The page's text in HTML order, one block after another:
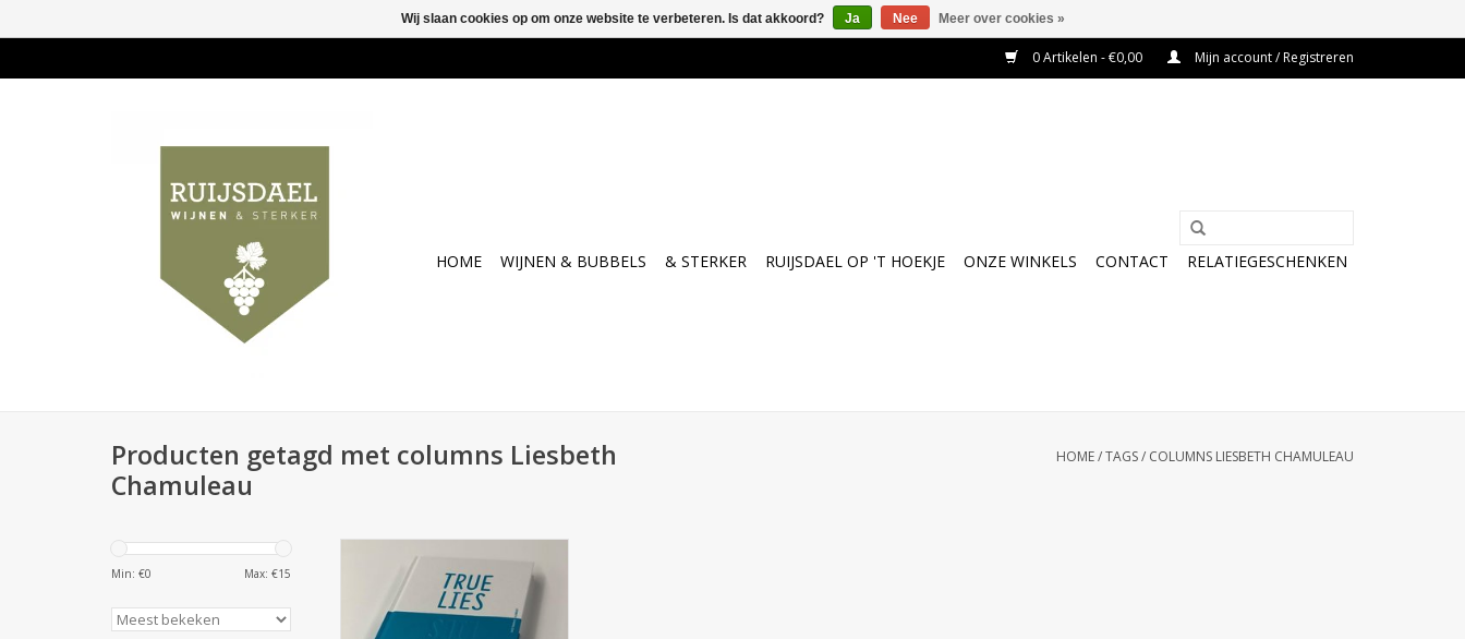
0 Artikelen - €0,00 Mijn account / Registreren
HOME WIJNEN & BUBBELS & STERKER RUIJSDAEL OP 'T HOEKJE ONZE WINKELS CONTACT RELATIEGESCHENKEN
Producten getagd met columns Liesbeth
Chamuleau
HOME/TAGS/ COLUMNS LIESBETH CHAMULEAU
Min: €0 Max: €15
TOEVOEGEN AAN WINKELWAGEN
Wij slaan cookies op om onze website te verbeteren. Is dat akkoord? Ja Nee Meer over cookies »